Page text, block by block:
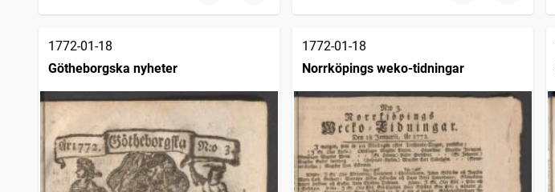
1772-01-18
Götheborgska nyheter
1772-01-18
Norrköpings weko-tidningar